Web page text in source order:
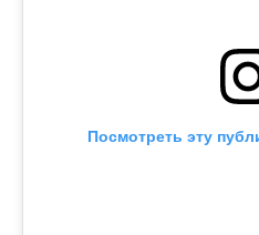
Посмотреть эту